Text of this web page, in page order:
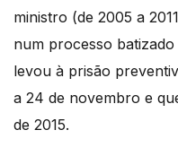
ministro (de 2005 a
num processo
levou à prisão
a 24 de novembro e
de 2015.